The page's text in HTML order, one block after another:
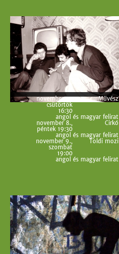
november 7.,
csütörtök
16:30
Művész
angol és magyar felirat
november 8.,
péntek 19:30
Cirkó
angol és magyar felirat
november 9.,
szombat
19:00
Toldi mozi
angol és magyar felirat